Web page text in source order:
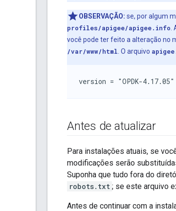
OBSERVAÇÃO: se, por algum
profiles/apigee/apigee.info
você pode ter feito a alteração no
/var/www/html . O arquivo
version = "OPDK-4.17.05"
Antes de atualizar
Para instalações atuais, se
modificações serão
Suponha que tudo fora do
robots.txt ; se este arquivo
Antes de continuar com a